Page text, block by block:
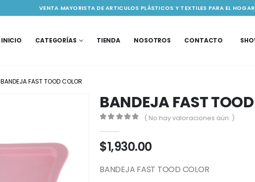
VENTA MAYORISTA DE ARTICULOS PLÁSTICOS Y TEXTILES PARA EL HOGAR
INICIO CATEGORÍAS TIENDA NOSOTROS CONTACTO
BANDEJA FAST TOOD COLOR
BANDEJA FAST
( No hay valoraciones aún. )
$1,930.00
BANDEJA FAST TOOD COLOR